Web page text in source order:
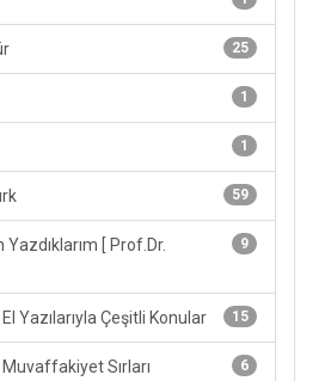
25
1
1
59
9
[ Prof.Dr.
15
Yazılarıyla Çeşitli Konular
6
Sırları